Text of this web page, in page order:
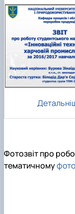
Фотозвіт про
тематичному